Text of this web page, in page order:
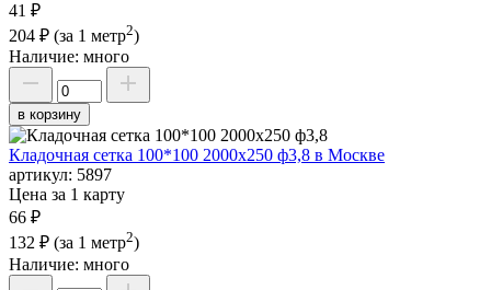
41 ₽
204 ₽ (за 1 метр2)
Наличие: много
в корзину
Кладочная сетка 100*100 2000х250 ф3,8 в Москве
артикул: 5897
Цена за 1 карту
66 ₽
132 ₽ (за 1 метр2)
Наличие: много